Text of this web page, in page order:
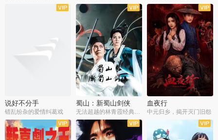
说好不分手
错乱纷杂的爱情纠葛戏
蜀山：新蜀山剑侠
无法超越的林青霞经典角色
血夜行
中元归乡，揭开灭门旧怨